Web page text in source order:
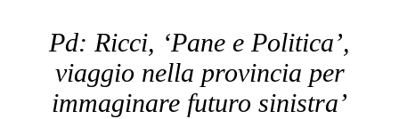
Pd: Ricci, ‘Pane e Politica’,
viaggio nella provincia per
immaginare futuro sinistra’